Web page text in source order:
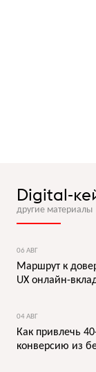
Digital-
другие материалы
06 АВГ
Маршрут к
UX онлайн-
04 АВГ
Как привлечь
конверсию из